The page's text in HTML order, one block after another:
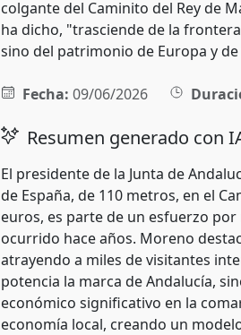
colgante del Caminito del Rey de
ha dicho, "trasciende de la
sino del patrimonio de Europa y
Fecha: 09/06/2026
Resumen generado con
El presidente de la Junta de
de España, de 110 metros, en el
euros, es parte de un esfuerzo
ocurrido hace años. Moreno
atrayendo a miles de visitantes
potencia la marca de Andalucía,
económico significativo en la
economía local, creando un